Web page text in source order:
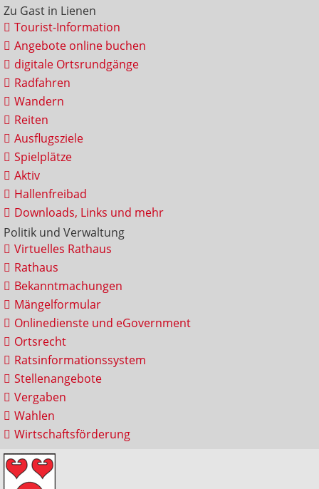
Zu Gast in Lienen
Tourist-Information
Angebote online buchen
digitale Ortsrundgänge
Radfahren
Wandern
Reiten
Ausflugsziele
Spielplätze
Aktiv
Hallenfreibad
Downloads, Links und mehr
Politik und Verwaltung
Virtuelles Rathaus
Rathaus
Bekanntmachungen
Mängelformular
Onlinedienste und eGovernment
Ortsrecht
Ratsinformationssystem
Stellenangebote
Vergaben
Wahlen
Wirtschaftsförderung